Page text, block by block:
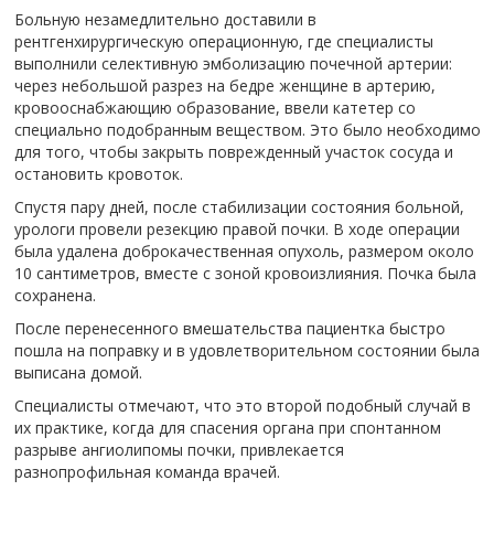
️Больную незамедлительно доставили в
рентгенхирургическую операционную, где специалисты
выполнили селективную эмболизацию почечной артерии:
через небольшой разрез на бедре женщине в артерию,
кровооснабжающию образование, ввели катетер со
специально подобранным веществом. Это было необходимо
для того, чтобы закрыть поврежденный участок сосуда и
остановить кровоток.
Спустя пару дней, после стабилизации состояния больной,
урологи провели резекцию правой почки. В ходе операции
была удалена доброкачественная опухоль, размером около
10 сантиметров, вместе с зоной кровоизлияния. Почка была
сохранена.
После перенесенного вмешательства пациентка быстро
пошла на поправку и в удовлетворительном состоянии была
выписана домой.
Специалисты отмечают, что это второй подобный случай в
их практике, когда для спасения органа при спонтанном
разрыве ангиолипомы почки, привлекается
разнопрофильная команда врачей.